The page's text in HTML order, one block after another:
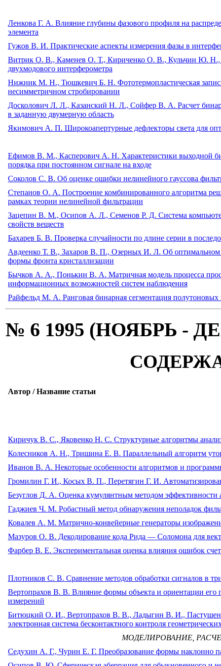
Ленкова Г. А. Влияние глубины фазового профиля на
элемента
Гужов В. И. Практические аспекты измерения фазы в
Витрик О. В., Каменев О. Т., Кириченко О. В., Кульчин Ю. Н.,
двухмодового интерферометра
Нижник М. Н., Тюшкевич Б. Н. Фототермопластическая
несимметричном стробировании
Досколович Л. Л., Казанский Н. Л., Сойфер В. А. Расчет
в заданную двумерную область
Якимович А. П. Широкоапертурные дефлекторы света для
Ефимов В. М., Касперович А. Н. Характеристики выходной
порядка при постоянном сигнале на входе
Соколов С. В. Об оценке ошибки нелинейного гауссова
Степанов О. А. Построение комбинированного алгоритма
рамках теории нелинейной фильтрации
Зацепин В. М., Осипов А. Л., Семенов Р. Д. Система
свойств веществ
Бахарев Б. В. Проверка случайности по длине серии в
Авдеенко Т. В., Захаров В. П., Озерных И. Л. Об
формы фронта кристаллизации
Бычков А. А., Понькин В. А. Матричная модель процесса
информационных возможностей систем наблюдения
Райфельд М. А. Ранговая бинарная сегментация
№ 6 1995 (НОЯБРЬ -
Автор / Название статьи
Киричук В. С., Яковенко Н. С. Структурные алгоритмы
Колесников А. Н., Тришина Е. В. Параллельный алгоритм
Иванов В. А. Некоторые особенности алгоритмов и
Громилин Г. И., Косых В. П., Перетягин Г. И.
Безуглов Д. А. Оценка кумулянтным методом
Гаджиев Ч. М. Робастный метод обнаружения неполадок
Ковалев А. М. Матрично-конвейерные генераторы
Мазуров О. B. Декодирование кода Рида — Соломона для
Фарбер В. Е. Экспериментальная оценка влияния ошибок
Плотников С. В. Сравнение методов обработки сигналов в
Вертопрахов В. В. Влияние формы объекта и ориентации его
измерений
Битюцкий О. И., Вертопрахов В. В., Ладыгин В. И.,
электронная система бесконтактного контроля
МОДЕЛИРОВАНИЕ,
Седухин А. Г., Чурин Е. Г. Преобразование формы наклонно